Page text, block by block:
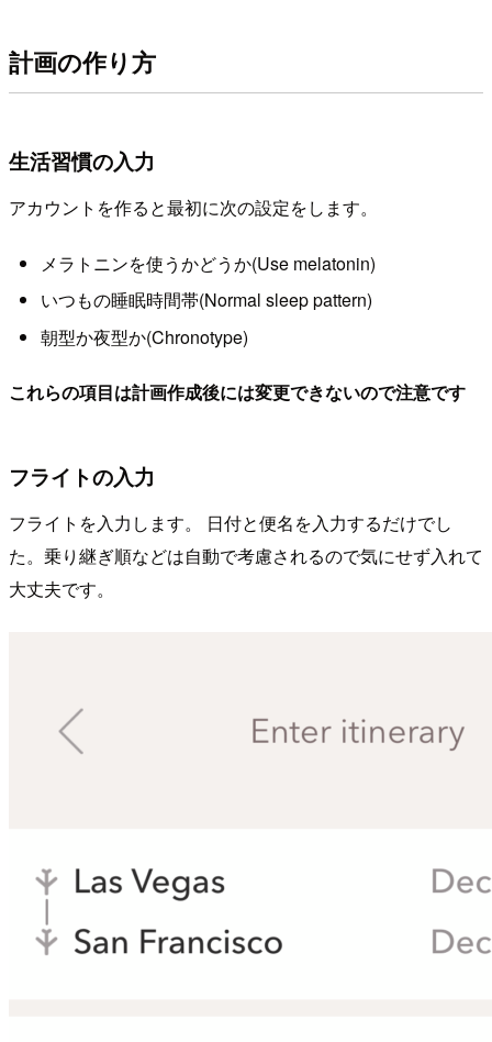
計画の作り方
生活習慣の入力
アカウントを作ると最初に次の設定をします。
メラトニンを使うかどうか(Use melatonin)
いつもの睡眠時間帯(Normal sleep pattern)
朝型か夜型か(Chronotype)
これらの項目は計画作成後には変更できないので注意です
フライトの入力
フライトを入力します。 日付と便名を入力するだけでし
た。乗り継ぎ順などは自動で考慮されるので気にせず入れて
大丈夫です。